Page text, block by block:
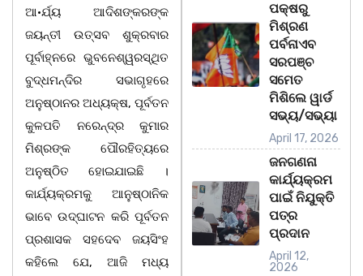
ଆ•ର୍ଯ୍ୟ ଆଦିଶଙ୍କରଙ୍କ
ଜୟନ୍ତୀ ଉତ୍ସବ ଶୁକ୍ରବାର
ପୂର୍ବାହ୍ନରେ ଭୁବନେଶ୍ୱରସ୍ଥିତ
ବୁଦ୍ଧମନ୍ଦିର ସଭାଗୃହରେ
ଅନୁଷ୍ଠାନର ଅଧ୍ୟକ୍ଷ, ପୂର୍ବତନ
କୁଳପତି ନରେନ୍ଦ୍ର କୁମାର
ମିଶ୍ରଙ୍କ ପୌରହିତ୍ୟରେ
ଅନୁଷ୍ଠିତ ହୋଇଯାଇଛି ।
କାର୍ଯ୍ୟକ୍ରମକୁ ଆନୁଷ୍ଠାନିକ
ଭାବେ ଉଦ୍ଘାଟନ କରି ପୂର୍ବତନ
ପ୍ରଶାସକ ସହଦେବ ଜୟସିଂହ
କହିଲେ ଯେ, ଆଜି ମଧ୍ୟ
ପକ୍ଷରୁ
ମିଶ୍ରଣ
ପର୍ବନାଏବ
ସରପଞ୍ଚ
ସମେତ
ମିଶିଲେ ୱାର୍ଡ
ସଭ୍ୟ/ସଭ୍ୟା
April 17, 2026
ଜନଗଣନା
କାର୍ଯ୍ୟକ୍ରମ
ପାଇଁ ନିଯୁକ୍ତି
ପତ୍ର
ପ୍ରଦାନ
April 12,
2026